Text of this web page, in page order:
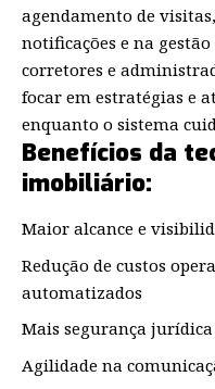
agendamento de
notificações e na
corretores e
focar em estratégias e
enquanto o sistema
Benefícios da
imobiliário:
Maior alcance e
Redução de custos
automatizados
Mais segurança
Agilidade na